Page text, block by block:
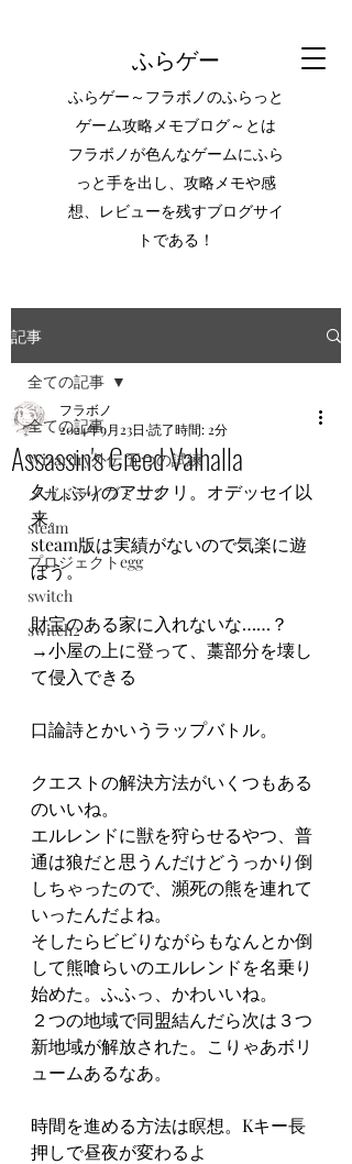
ふらゲー
ふらゲー～フラボノのふらっと
ゲーム攻略メモブログ～とは
フラボノが色んなゲームにふら
っと手を出し、攻略メモや感
想、レビューを残すブログサイ
トである！
記事
全ての記事
Wizardry外伝 五つの試練
メガドライブミニ２
steam
プロジェクトegg
switch
switch2
全ての記事
Assassin's Creed Valhalla
フラボノ
2024年9月23日 読了時間: 2分
久しぶりのアサクリ。オデッセイ以
来。
steam版は実績がないので気楽に遊
ぼう。
財宝のある家に入れないな……？
→小屋の上に登って、藁部分を壊し
て侵入できる
口論詩とかいうラップバトル。
クエストの解決方法がいくつもある
のいいね。
エルレンドに獣を狩らせるやつ、普
通は狼だと思うんだけどうっかり倒
しちゃったので、瀕死の熊を連れて
いったんだよね。
そしたらビビりながらもなんとか倒
して熊喰らいのエルレンドを名乗り
始めた。ふふっ、かわいいね。
２つの地域で同盟結んだら次は３つ
新地域が解放された。こりゃあボリ
ュームあるなあ。
時間を進める方法は瞑想。Kキー長
押しで昼夜が変わるよ